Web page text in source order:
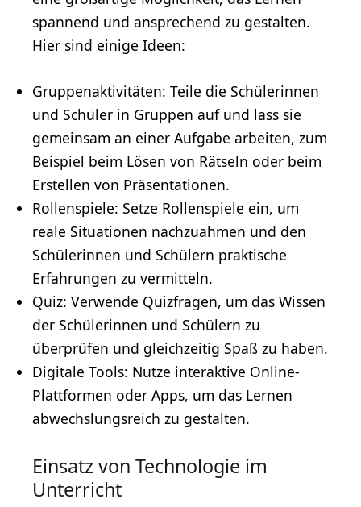
spannend und ansprechend zu gestalten.
Hier sind einige Ideen:
Gruppenaktivitäten: Teile die Schülerinnen
und Schüler in Gruppen auf und lass sie
gemeinsam an einer Aufgabe arbeiten, zum
Beispiel beim Lösen von Rätseln oder beim
Erstellen von Präsentationen.
Rollenspiele: Setze Rollenspiele ein, um
reale Situationen nachzuahmen und den
Schülerinnen und Schülern praktische
Erfahrungen zu vermitteln.
Quiz: Verwende Quizfragen, um das Wissen
der Schülerinnen und Schülern zu
überprüfen und gleichzeitig Spaß zu haben.
Digitale Tools: Nutze interaktive Online-
Plattformen oder Apps, um das Lernen
abwechslungsreich zu gestalten.
Einsatz von Technologie im
Unterricht